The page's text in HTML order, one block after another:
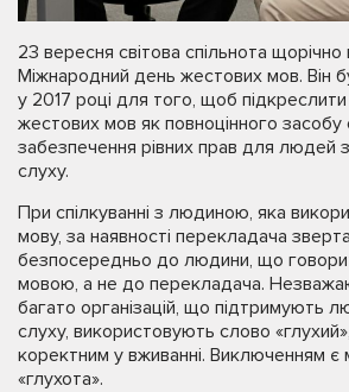
23 вересня світова спільнота щорічно
Міжнародний день жестових мов. Він
у 2017 році для того, щоб підкреслити
жестових мов як повноцінного засобу
забезпечення рівних прав для людей
слуху.
При спілкуванні з людиною, яка
мову, за наявності перекладача
безпосередньо до людини, що
мовою, а не до перекладача.
багато організацій, що підтримують
слуху, використовують слово
коректним у вживанні. Виключенням є
«глухота».